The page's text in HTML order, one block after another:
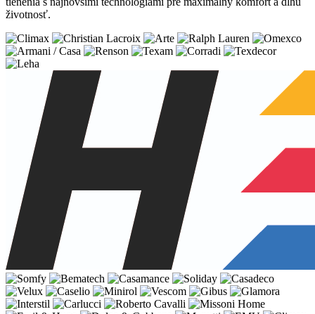
životnosť.